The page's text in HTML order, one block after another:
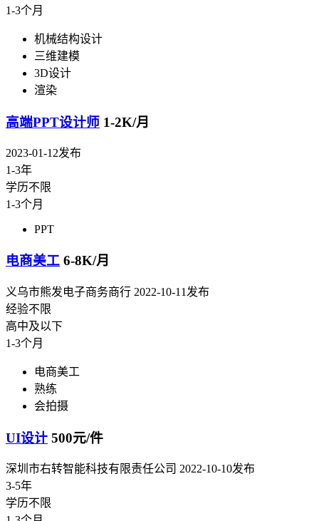
1-3个月
机械结构设计
三维建模
3D设计
渲染
高端PPT设计师 1-2K/月
2023-01-12发布
1-3年
学历不限
1-3个月
PPT
电商美工 6-8K/月
义乌市熊发电子商务商行 2022-10-11发布
经验不限
高中及以下
1-3个月
电商美工
熟练
会拍摄
UI设计 500元/件
深圳市右转智能科技有限责任公司 2022-10-10发布
3-5年
学历不限